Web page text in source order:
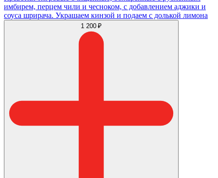
имбирем, перцем чили и чесноком, с добавлением аджики и
соуса шрирача. Украшаем кинзой и подаем с долькой лимона
1 200 ₽